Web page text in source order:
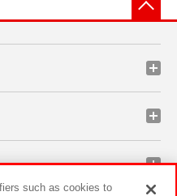
such as cookies to